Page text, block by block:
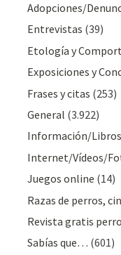
Adopciones/
Entrevistas (39)
Etología y
Exposiciones y
Frases y citas (253)
General (3.922)
Información/
Internet/Vídeos/
Juegos online (14)
Razas de perros,
Revista gratis
Sabías que… (601)